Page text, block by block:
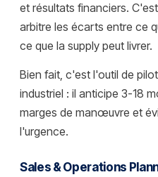
et résultats financiers.
arbitre les écarts entre ce
ce que la supply peut livrer.
Bien fait, c'est l'outil de
industriel : il anticipe 3-18
marges de manœuvre et
l'urgence.
Sales & Operations